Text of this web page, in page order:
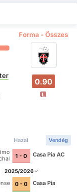
Forma - Összes
0.90
L
Hazai Vendég
1 - 0 Casa Pia AC
2025/2026
0 - 0
Casa Pia